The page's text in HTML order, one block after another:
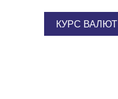
КУРС ВАЛЮТ